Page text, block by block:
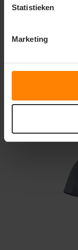
Statistieken
Marketing